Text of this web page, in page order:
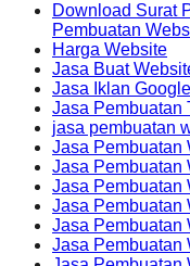
Download Surat
Pembuatan
Harga Website
Jasa Buat
Jasa Iklan Google
Jasa Pembuatan
jasa pembuatan
Jasa Pembuatan
Jasa Pembuatan
Jasa Pembuatan
Jasa Pembuatan
Jasa Pembuatan
Jasa Pembuatan